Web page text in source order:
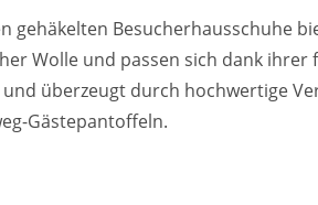
gehäkelten Besucherhausschuhe
Wolle und passen sich dank
überzeugt durch hochwertige
Gästepantoffeln.